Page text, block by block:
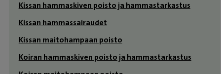
Kissan hammaskiven poisto ja hammastarkastus
Kissan hammassairaudet
Kissan maitohampaan poisto
Koiran hammaskiven poisto ja hammastarkastus